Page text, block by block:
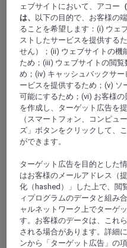
OSTWALD, フランス
Hôtel Mercure
Ideally located in a
Aeroport is 12 km from
city center. Enjoy a
in winter, or by the pool
innovative cuisine at our
meeting rooms can seat
ェブサイトにおいて、アコー
は、
以下の目的で、お客様の
ることを希望します：(i) ウェ
ストしたサービスを提供する
せん）；(ii) ウェブサイトの機
ため；(iii) ウェブサイトの閲
め；(iv) キャッシュバックサ
ービスを提供するため；(v) ソ
可能にするため；(vi) お客様
を作成し、ターゲット広告を
（スマートフォン、コンピュ
ズ」ボタンをクリックして、
ができます。
ターゲット広告を目的とした
はお客様のメールアドレス（
化（hashed）」した上で、閲
ィプログラムのデータと組み
ャルネットワーク上でターゲ
す。お客様のデータは、これ
される場合があります。詳細
ンから「ターゲット広告」の